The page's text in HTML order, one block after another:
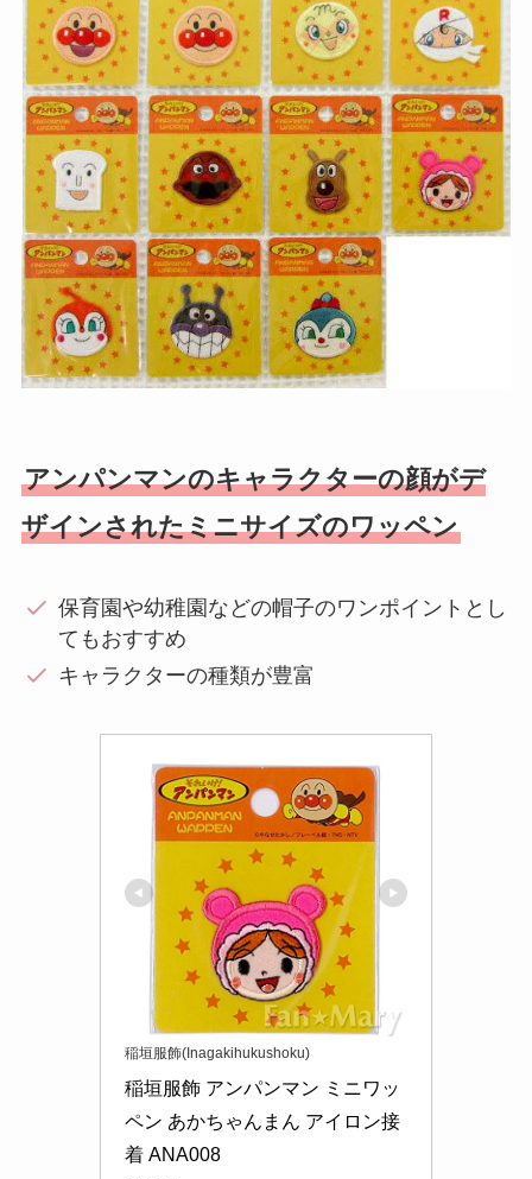
アンパンマンのキャラクターの顔がデ
ザインされたミニサイズのワッペン
保育園や幼稚園などの帽子のワンポイントとし
てもおすすめ
キャラクターの種類が豊富
稲垣服飾(Inagakihukushoku)
稲垣服飾 アンパンマン ミニワッ
ペン あかちゃんまん アイロン接
着 ANA008